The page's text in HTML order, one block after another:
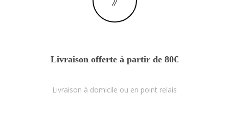
Livraison offerte à partir de 80€
Livraison à domicile ou en point relais